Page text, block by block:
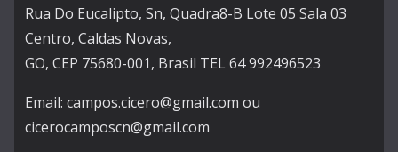
Rua Do Eucalipto, Sn, Quadra8-B Lote 05 Sala 03
Centro, Caldas Novas,
GO, CEP 75680-001, Brasil TEL 64 992496523
Email: campos.cicero@gmail.com ou
cicerocamposcn@gmail.com